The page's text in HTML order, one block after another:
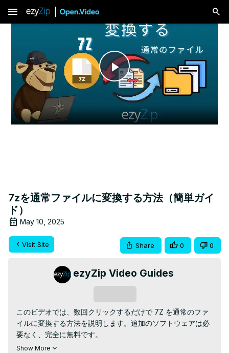
menu
Play
Video
7zを通常ファイルに変換する方法（簡単ガイ
ド）
May 10, 2025
Visit Site Share 0 0
ezyZip Video Guides
このビデオでは、数回クリックするだけで 7Z を通常のファ
イルに変換する方法を説明します。追加のソフトウェアは必
要なく、完全に無料です。
正しいコンバーターに移動します。
Show More